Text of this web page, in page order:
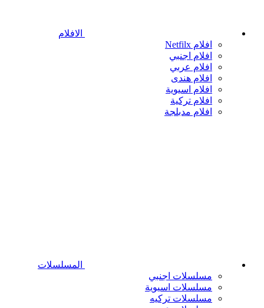
الافلام
افلام Netfilx
افلام اجنبي
افلام عربي
افلام هندى
افلام اسيوية
افلام تركية
افلام مدبلجة
المسلسلات
مسلسلات اجنبي
مسلسلات اسيوية
مسلسلات تركيه